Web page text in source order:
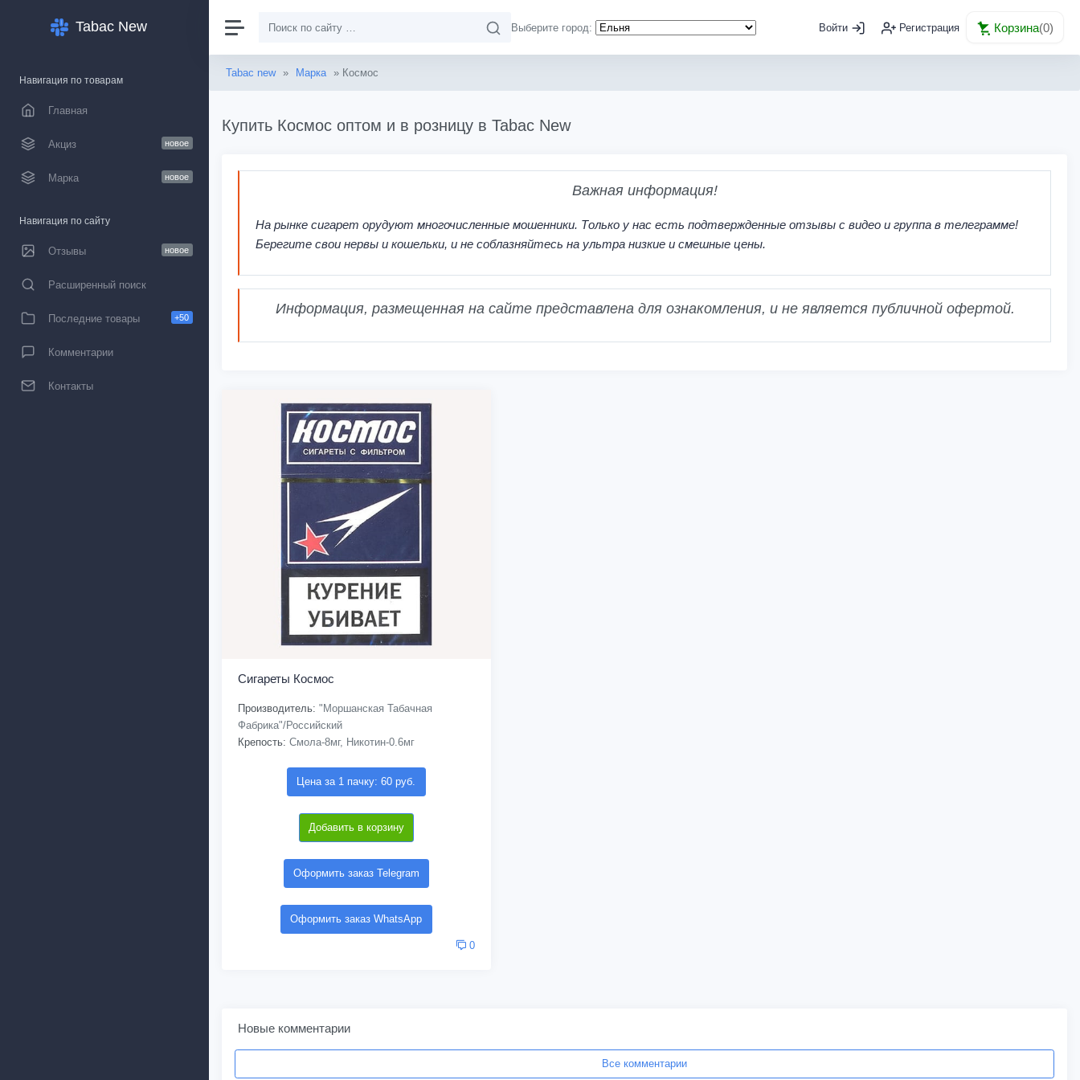
Tabac New
Навигация по товарам
Главная
Акциз новое
Марка новое
Навигация по сайту
Отзывы новое
Расширенный поиск
Последние товары +50
Комментарии
Контакты
Выберите город: Войти Регистрация Корзина(0)
Tabac new » Марка » Космос
Купить Космос оптом и в розницу в Tabac New
Важная информация!
На рынке сигарет орудуют многочисленные мошенники. Только у нас есть подтвержденные отзывы с видео и группа в телеграмме!
Берегите свои нервы и кошельки, и не соблазняйтесь на ультра низкие и смешные цены.
Информация, размещенная на сайте представлена для ознакомления, и не является публичной офертой.
Сигареты Космос
Производитель: "Моршанская Табачная
Фабрика"/Российский
Крепость: Смола-8мг, Никотин-0.6мг
Цена за 1 пачку: 60 руб.
Добавить в корзину
Оформить заказ Telegram
Оформить заказ WhatsApp
0
Новые комментарии
Все комментарии